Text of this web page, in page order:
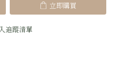
立即購買
追蹤清單